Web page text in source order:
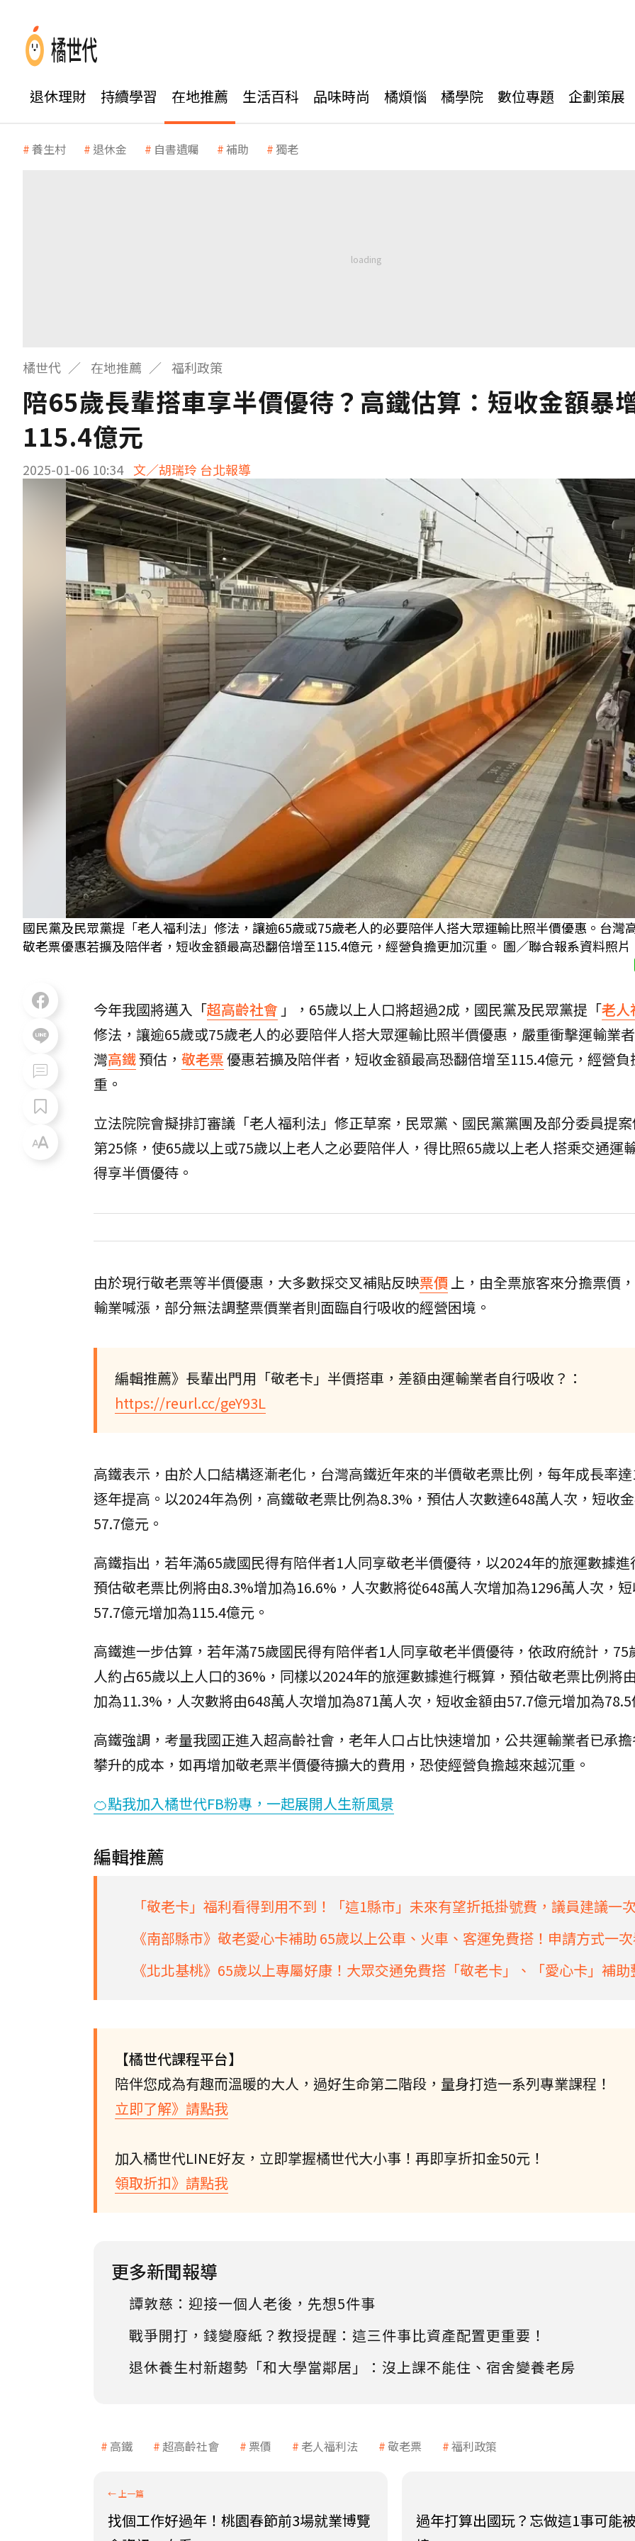
退休理財 持續學習 在地推薦 生活百科 品味時尚 橘煩惱 橘學院 數位專題 企劃策展
養生村 退休金 自書遺囑 補助 獨老
橘世代 在地推薦 福利政策
陪65歲長輩搭車享半價優待？高鐵估算：短收金額暴
115.4億元
2025-01-06 10:34 文／胡瑞玲 台北報導
國民黨及民眾黨提「老人福利法」修法，讓逾65歲或75歲老人的必要陪伴人搭大眾運輸比照半價優惠。台灣
敬老票優惠若擴及陪伴者，短收金額最高恐翻倍增至115.4億元，經營負擔更加沉重。 圖／聯合報系資料照片
今年我國將邁入「超高齡社會 」，65歲以上人口將超過2成，國民黨及民眾黨提「老人
修法，讓逾65歲或75歲老人的必要陪伴人搭大眾運輸比照半價優惠，嚴重衝擊運輸業
灣高鐵預估， 敬老票優惠若擴及陪伴者，短收金額最高恐翻倍增至115.4億元，經營負
重。
立法院院會擬排訂審議「老人福利法」修正草案，民眾黨、國民黨黨團及部分委員提
第25條，使65歲以上或75歲以上老人之必要陪伴人，得比照65歲以上老人搭乘交通運
得享半價優待。
由於現行敬老票等半價優惠，大多數採交叉補貼反映票價上，由全票旅客來分擔票價
輸業喊漲，部分無法調整票價業者則面臨自行吸收的經營困境。
編輯推薦》長輩出門用「敬老卡」半價搭車，差額由運輸業者自行吸收？：
https://reurl.cc/geY93L
高鐵表示，由於人口結構逐漸老化，台灣高鐵近年來的半價敬老票比例，每年成長率
逐年提高。以2024年為例，高鐵敬老票比例為8.3%，預估人次數達648萬人次，短收
57.7億元。
高鐵指出，若年滿65歲國民得有陪伴者1人同享敬老半價優待，以2024年的旅運數據進
預估敬老票比例將由8.3%增加為16.6%，人次數將從648萬人次增加為1296萬人次，
57.7億元增加為115.4億元。
高鐵進一步估算，若年滿75歲國民得有陪伴者1人同享敬老半價優待，依政府統計，75
人約占65歲以上人口的36%，同樣以2024年的旅運數據進行概算，預估敬老票比例將
加為11.3%，人次數將由648萬人次增加為871萬人次，短收金額由57.7億元增加為
高鐵強調，考量我國正進入超高齡社會，老年人口占比快速增加，公共運輸業者已承
攀升的成本，如再增加敬老票半價優待擴大的費用，恐使經營負擔越來越沉重。
🍊點我加入橘世代FB粉專，一起展開人生新風景
編輯推薦
「敬老卡」福利看得到用不到！「這1縣市」未來有望折抵掛號費，議員建議一
《南部縣市》敬老愛心卡補助 65歲以上公車、火車、客運免費搭！申請方式一
《北北基桃》65歲以上專屬好康！大眾交通免費搭「敬老卡」、「愛心卡」補
【橘世代課程平台】
陪伴您成為有趣而溫暖的大人，過好生命第二階段，量身打造一系列專業課程！
立即了解》請點我
加入橘世代LINE好友，立即掌握橘世代大小事！再即享折扣金50元！
領取折扣》請點我
更多新聞報導
譚敦慈：迎接一個人老後，先想5件事
戰爭開打，錢變廢紙？教授提醒：這三件事比資產配置更重要！
退休養生村新趨勢「和大學當鄰居」：沒上課不能住、宿舍變養老房
高鐵 超高齡社會 票價 老人福利法 敬老票 福利政策
找個工作好過年！桃園春節前3場就業博覽
過年打算出國玩？忘做這1事可能